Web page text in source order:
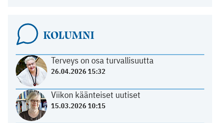
KOLUMNI
Terveys on osa turvallisuutta
26.04.2026 15:32
Viikon käänteiset uutiset
15.03.2026 10:15